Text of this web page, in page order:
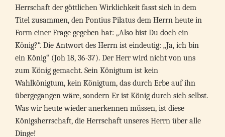
Herrschaft der göttlichen Wirklichkeit fasst sich in dem
Titel zusammen, den Pontius Pilatus dem Herrn heute in
Form einer Frage gegeben hat: „Also bist Du doch ein
König?“. Die Antwort des Herrn ist eindeutig: „Ja, ich bin
ein König“ (Joh 18, 36-37). Der Herr wird nicht von uns
zum König gemacht. Sein Königtum ist kein
Wahlkönigtum, kein Königtum, das durch Erbe auf ihn
übergegangen wäre, sondern Er ist König durch sich selbst.
Was wir heute wieder anerkennen müssen, ist diese
Königsherrschaft, die Herrschaft unseres Herrn über alle
Dinge!